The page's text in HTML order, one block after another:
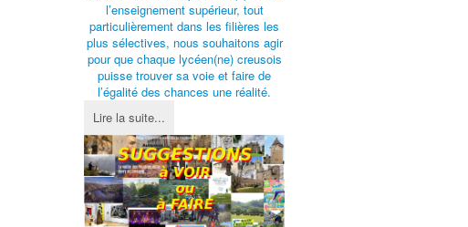
l’enseignement supérieur, tout
particulièrement dans les filières les
plus sélectives, nous souhaitons agir
pour que chaque lycéen(ne) creusois
puisse trouver sa voie et faire de
l’égalité des chances une réalité.
Lire la suite...